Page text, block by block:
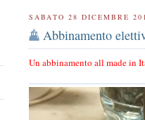
SABATO 28 DICEMBRE
Abbinamento
Un abbinamento all made in